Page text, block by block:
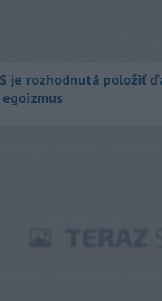
je rozhodnutá položiť